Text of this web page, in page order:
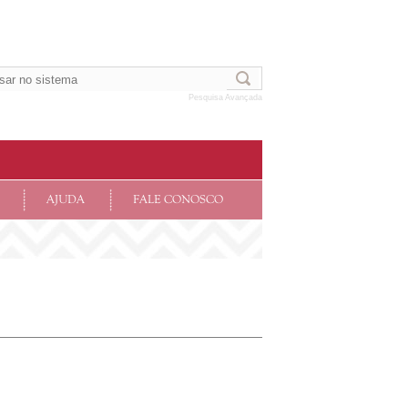
Pesquisa Avançada
AJUDA FALE CONOSCO